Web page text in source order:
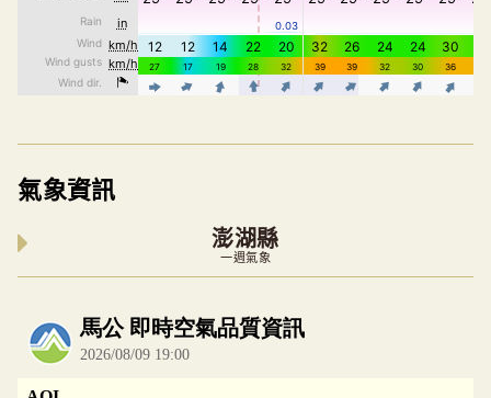
氣象資訊
澎湖縣
一週氣象
內嵌空氣品質小工具為視覺預覽，完整即時空